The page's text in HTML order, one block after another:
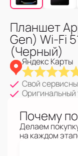
Планшет
Gen) Wi-Fi
(Черный)
Яндекс Карты
Свой
Оригинальный
Почему
Делаем
на каждом